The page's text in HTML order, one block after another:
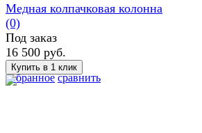
избранное сравнить
Медная колпачковая колонна
(0)
Под заказ
16 500 руб.